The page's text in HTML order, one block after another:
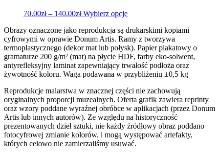
stronie
produktu
70.00zł – 140.00złZakres
od
70.00zł
do
140.00zł
Wybierz opcjeTen
ma
wiele
wariantów.
Opcje
można
wybrać
stronie
produktu
Obrazy oznaczone jako reprodukcja są drukarskimi kopiami
cyfrowymi w oprawie Donum Artis. Ramy z tworzywa
termoplastycznego (dekor mat lub połysk). Papier plakatowy o
gramaturze 200 g/m² (mat) na płycie HDF, farby eko-solwent,
antyrefleksyjny laminat zapewniający trwałość podłoża oraz
żywotność koloru. Waga podawana w przybliżeniu ±0,5 kg
Reprodukcje malarstwa w znacznej części nie zachowują
oryginalnych proporcji muzealnych. Oferta grafik zawiera reprinty
oraz wzory poddane wyraźnej obróbce w aplikacjach (przez Donum
Artis lub innych autorów). Ze względu na historyczność
prezentowanych dzieł sztuki, nie każdy źródłowy obraz poddano
fotocyfrowej zmianie kolorów, i mogą występować artefakty,
których celowo nie zamierzaliśmy usuwać.